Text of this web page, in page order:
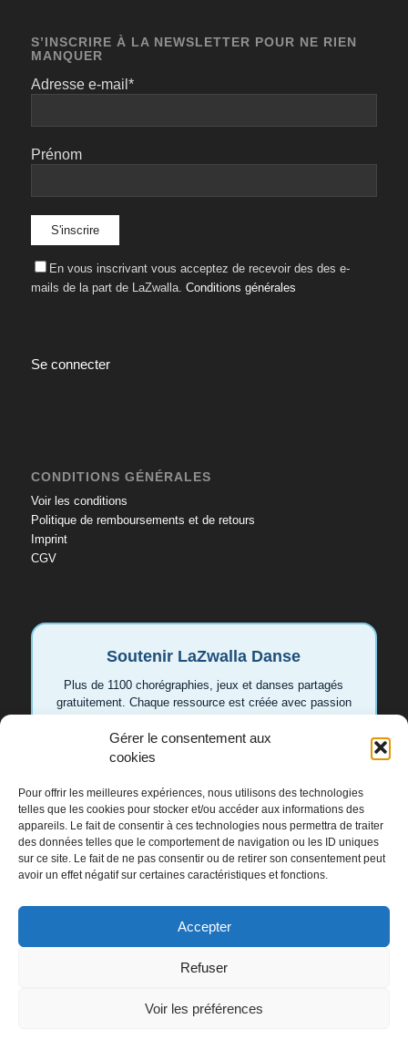
Gérer le consentement aux
cookies
Pour offrir les meilleures expériences, nous utilisons des technologies
telles que les cookies pour stocker et/ou accéder aux informations des
appareils. Le fait de consentir à ces technologies nous permettra de traiter
des données telles que le comportement de navigation ou les ID uniques
sur ce site. Le fait de ne pas consentir ou de retirer son consentement peut
avoir un effet négatif sur certaines caractéristiques et fonctions.
Accepter
Refuser
Voir les préférences
S’INSCRIRE À LA NEWSLETTER POUR NE RIEN
MANQUER
Adresse e-mail*
Prénom
En vous inscrivant vous acceptez de recevoir des des e-
mails de la part de LaZwalla. Conditions générales
Se connecter
CONDITIONS GÉNÉRALES
Voir les conditions
Politique de remboursements et de retours
Imprint
CGV
Soutenir LaZwalla Danse
Plus de 1100 chorégraphies, jeux et danses partagés
gratuitement. Chaque ressource est créée avec passion
soutien permet de continuer à développer de nouvelles
Soutenir LaZwalla
Merci de tout cœur 💛
Tous droits réservés - LaZwalla - Développé parsimturin.io